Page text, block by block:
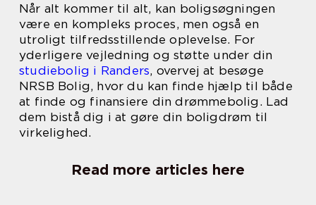
Når alt kommer til alt, kan boligsøgningen
være en kompleks proces, men også en
utroligt tilfredsstillende oplevelse. For
yderligere vejledning og støtte under din
studiebolig i Randers, overvej at besøge
NRSB Bolig, hvor du kan finde hjælp til både
at finde og finansiere din drømmebolig. Lad
dem bistå dig i at gøre din boligdrøm til
virkelighed.
Read more articles here